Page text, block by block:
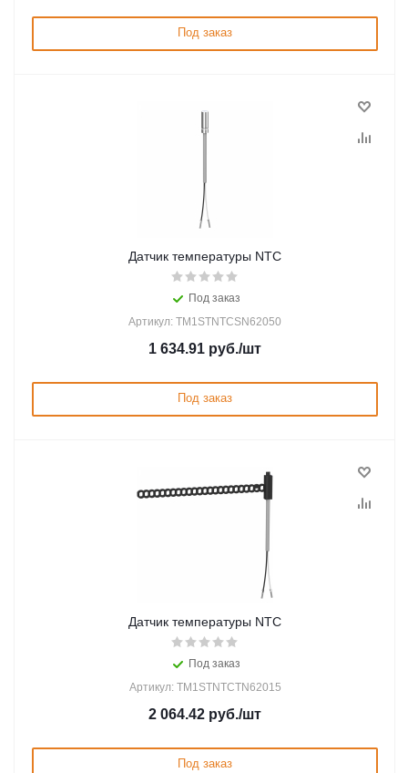
Под заказ
Датчик температуры NTC
Под заказ
Артикул: TM1STNTCSN62050
1 634.91 руб./шт
Под заказ
Датчик температуры NTC
Под заказ
Артикул: TM1STNTCTN62015
2 064.42 руб./шт
Под заказ